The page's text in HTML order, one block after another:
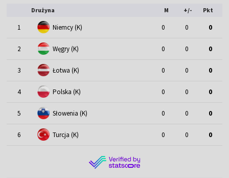
Drużyna M +/- Pkt
1 Niemcy (K) 0 0 0
2 Węgry (K) 0 0 0
3 Łotwa (K) 0 0 0
4 Polska (K) 0 0 0
5 Słowenia (K) 0 0 0
6 Turcja (K) 0 0 0